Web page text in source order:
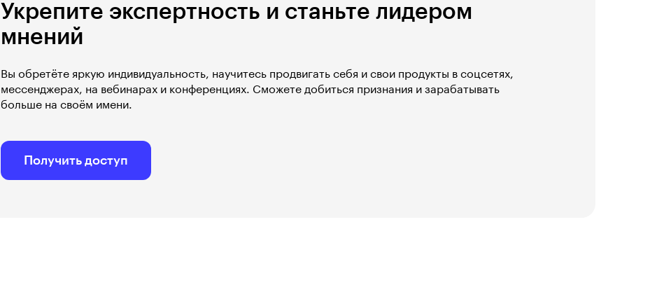
Укрепите экспертность и станьте лидером
мнений
Вы обретёте яркую индивидуальность, научитесь продвигать себя и свои продукты в соцсетях,
мессенджерах, на вебинарах и конференциях. Сможете добиться признания и зарабатывать
больше на своём имени.
Получить доступ